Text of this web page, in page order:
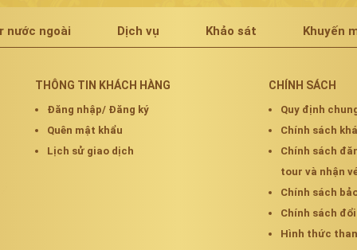
nước ngoài Dịch vụ Khảo sát Khuyến
THÔNG TIN KHÁCH HÀNG
Đăng nhập/ Đăng ký
Quên mật khẩu
Lịch sử giao dịch
CHÍNH SÁCH
Quy định
Chính sách
Chính sách
tour và nhận
Chính sách
Chính sách
Hình thức